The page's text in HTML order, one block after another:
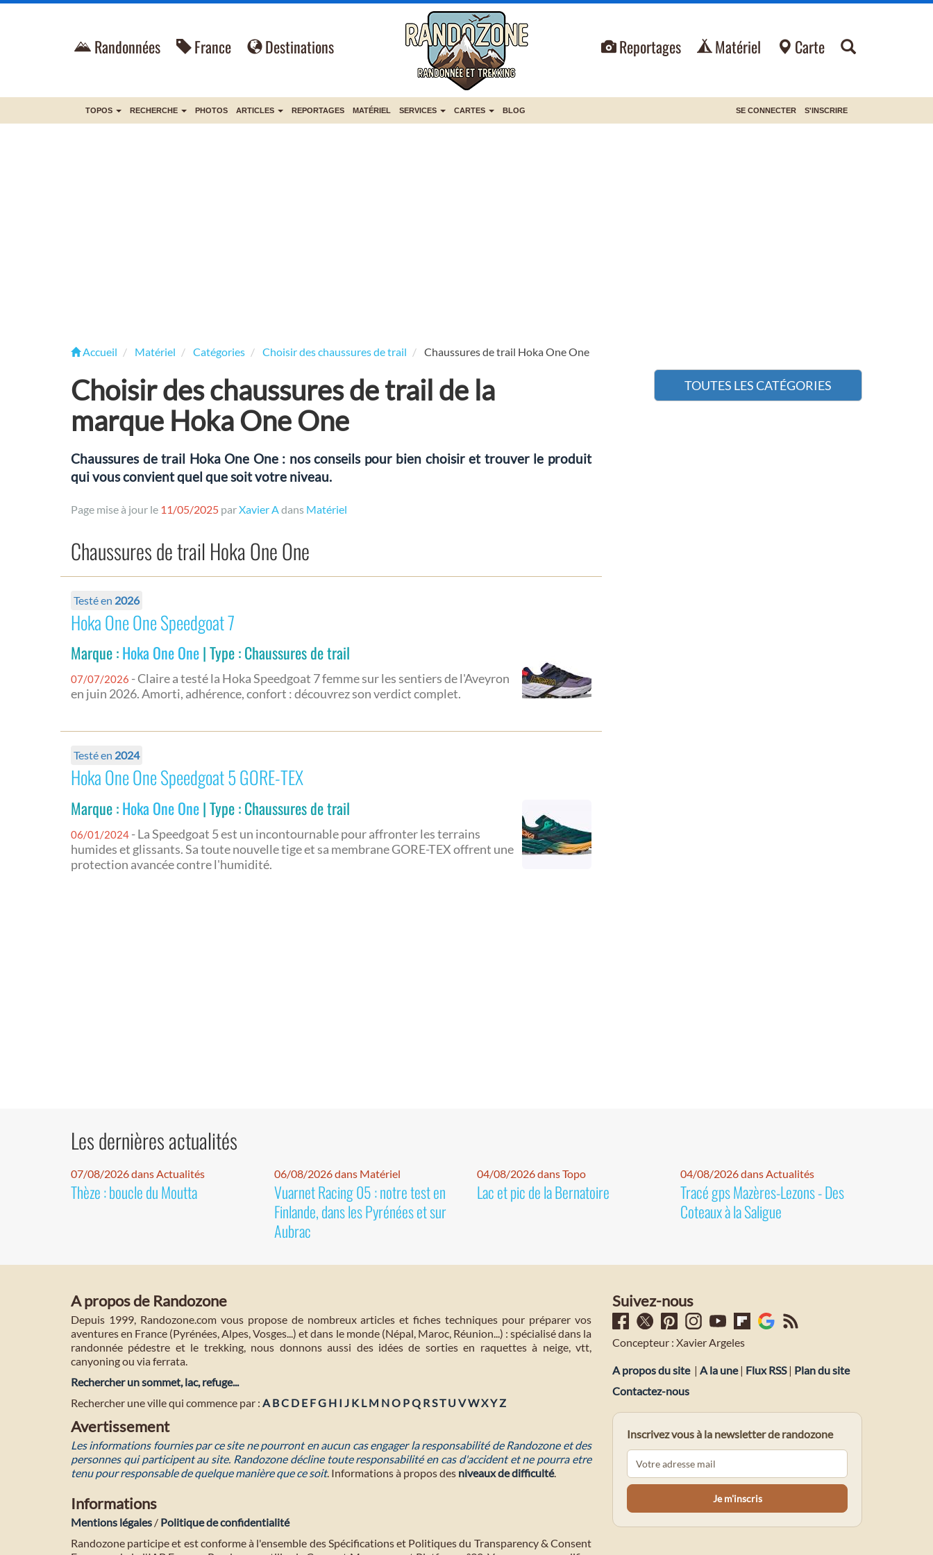
Randonnées France Destinations Reportages Matériel Carte
TOPOS RECHERCHE PHOTOS ARTICLES REPORTAGES MATÉRIEL SERVICES CARTES BLOG SE CONNECTER S'INSCRIRE
Accueil Matériel Catégories Choisir des chaussures de trail Chaussures de trail Hoka One One
Choisir des chaussures de trail de la
marque Hoka One One
Chaussures de trail Hoka One One : nos conseils pour bien choisir et trouver le produit
qui vous convient quel que soit votre niveau.
Page mise à jour le 11/05/2025 parXavier Adans Matériel
Chaussures de trail Hoka One One
Testé en 2026
Hoka One One Speedgoat 7
Marque :Hoka One One| Type : Chaussures de trail
07/07/2026 - Claire a testé la Hoka Speedgoat 7 femme sur les sentiers de l'Aveyron
en juin 2026. Amorti, adhérence, confort : découvrez son verdict complet.
Testé en 2024
Hoka One One Speedgoat 5 GORE-TEX
Marque :Hoka One One| Type : Chaussures de trail
06/01/2024 - La Speedgoat 5 est un incontournable pour affronter les terrains
humides et glissants. Sa toute nouvelle tige et sa membrane GORE-TEX offrent une
protection avancée contre l'humidité.
TOUTES LES CATÉGORIES
Les dernières actualités
07/08/2026 dans Actualités
Thèze : boucle du Moutta
06/08/2026 dans Matériel
Vuarnet Racing 05 : notre test en
Finlande, dans les Pyrénées et sur
Aubrac
04/08/2026 dans Topo
Lac et pic de la Bernatoire
04/08/2026 dans Actualités
Tracé gps Mazères-Lezons - Des
Coteaux à la Saligue
A propos de Randozone
Depuis 1999, Randozone.com vous propose de nombreux articles et fiches techniques pour préparer vos
aventures en France (Pyrénées, Alpes, Vosges...) et dans le monde (Népal, Maroc, Réunion...) : spécialisé dans la
randonnée pédestre et le trekking, nous donnons aussi des idées de sorties en raquettes à neige, vtt,
canyoning ou via ferrata.
Rechercher un sommet, lac, refuge...
Rechercher une ville qui commence par : A BC D E FG H I J K L M NO PQ R ST U VWXY Z
Avertissement
Les informations fournies par ce site ne pourront en aucun cas engager la responsabilité de Randozone et des
personnes qui participent au site. Randozone décline toute responsabilité en cas d'accident et ne pourra etre
tenu pour responsable de quelque manière que ce soit. Informations à propos des niveaux de difficulté.
Informations
Mentions légales / Politique de confidentialité
Randozone participe et est conforme à l'ensemble des Spécifications et Politiques du Transparency & Consent
Suivez-nous
Concepteur : Xavier Argeles
A propos du site | A la une| Flux RSS| Plan du site
Contactez-nous
Inscrivez vous à la newsletter de randozone